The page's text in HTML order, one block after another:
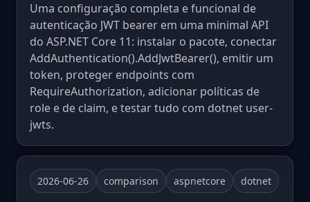
Uma configuração completa e funcional de
autenticação JWT bearer em uma minimal API
do ASP.NET Core 11: instalar o pacote, conectar
AddAuthentication().AddJwtBearer(), emitir um
token, proteger endpoints com
RequireAuthorization, adicionar políticas de
role e de claim, e testar tudo com dotnet user-
jwts.
2026-06-26 comparison aspnetcore dotnet